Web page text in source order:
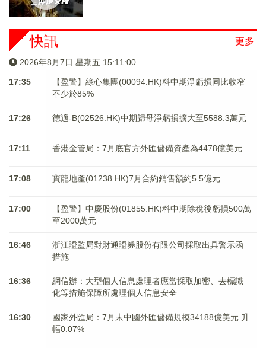
更多
快訊
2026年8月7日 星期五 15:11:00
17:35
【盈警】綠心集團(00094.HK)料中期淨虧損同比收窄
不少於85%
17:26 德適-B(02526.HK)中期歸母淨虧損擴大至5588.3萬元
17:11 香港金管局：7月底官方外匯儲備資產為4478億美元
17:08 寶龍地產(01238.HK)7月合約銷售額約5.5億元
17:00
【盈警】中慶股份(01855.HK)料中期除稅後虧損500萬
至2000萬元
16:46
浙江證監局對財通證券股份有限公司採取出具警示函
措施
16:36
網信辦：大型個人信息處理者應當採取加密、去標識
化等措施保障所處理個人信息安全
16:30
國家外匯局：7月末中國外匯儲備規模34188億美元 升
幅0.07%